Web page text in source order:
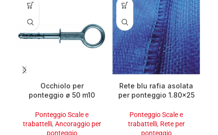
Occhiolo per
ponteggio ø 50 m10
Ponteggio Scale e
trabattelli, Ancoraggio per
ponteggio
Rete blu rafia asolata
per ponteggio 1.80×25
Ponteggio Scale e
trabattelli, Rete per
ponteggio